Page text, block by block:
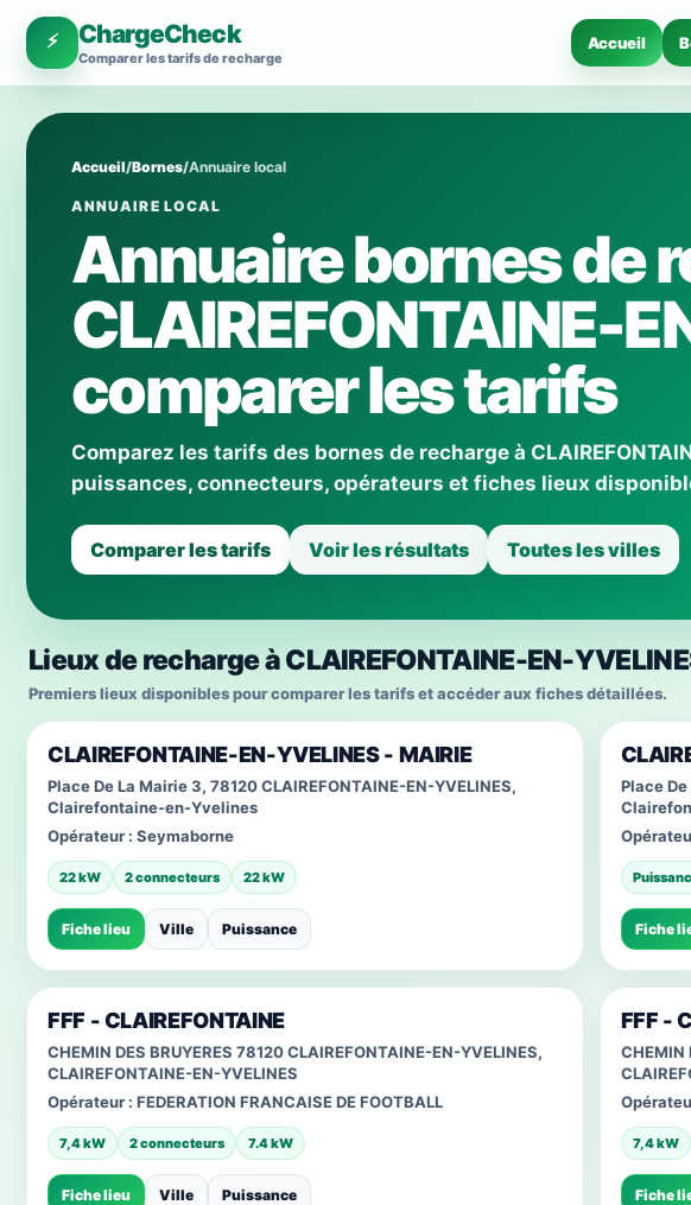
⚡ ChargeCheck
Comparer les tarifs de recharge
Accueil
Accueil/Bornes/Annuaire local
ANNUAIRE LOCAL
Annuaire bornes de
CLAIREFONTAINE-
comparer les tarifs
Comparez les tarifs des bornes de recharge à
puissances, connecteurs, opérateurs et fiches lieux
Comparer les tarifs Voir les résultats Toutes les villes
Lieux de recharge à CLAIREFONTAINE-EN-
Premiers lieux disponibles pour comparer les tarifs et accéder aux fiches détaillées.
CLAIREFONTAINE-EN-YVELINES - MAIRIE
Place De La Mairie 3, 78120 CLAIREFONTAINE-EN-YVELINES,
Clairefontaine-en-Yvelines
Opérateur : Seymaborne
22 kW 2 connecteurs 22 kW
Fiche lieu Ville Puissance
Place
Fiche
FFF - CLAIREFONTAINE
CHEMIN DES BRUYERES 78120 CLAIREFONTAINE-EN-YVELINES,
CLAIREFONTAINE-EN-YVELINES
Opérateur : FEDERATION FRANCAISE DE FOOTBALL
7,4 kW 2 connecteurs 7.4 kW
Fiche lieu Ville Puissance
FFF -
CHEMIN
7,4 kW
Fiche